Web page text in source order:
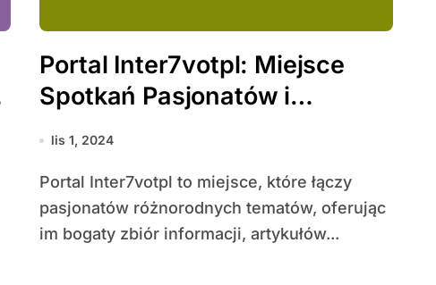
Portal Inter7votpl: Miejsce
Spotkań Pasjonatów i
Wymiany Wiedzy
lis 1, 2024
Portal Inter7votpl to miejsce, które łączy
pasjonatów różnorodnych tematów, oferując
im bogaty zbiór informacji, artykułów...